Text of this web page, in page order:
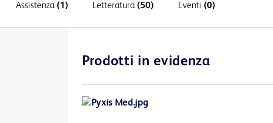
Assistenza (1) Letteratura (50) Eventi (0)
Prodotti in evidenza